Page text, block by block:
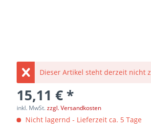
Dieser Artikel steht derzeit nicht
15,11 € *
inkl. MwSt.zzgl. Versandkosten
Nicht lagernd - Lieferzeit ca. 5 Tage